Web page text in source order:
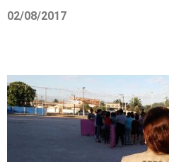
02/08/2017